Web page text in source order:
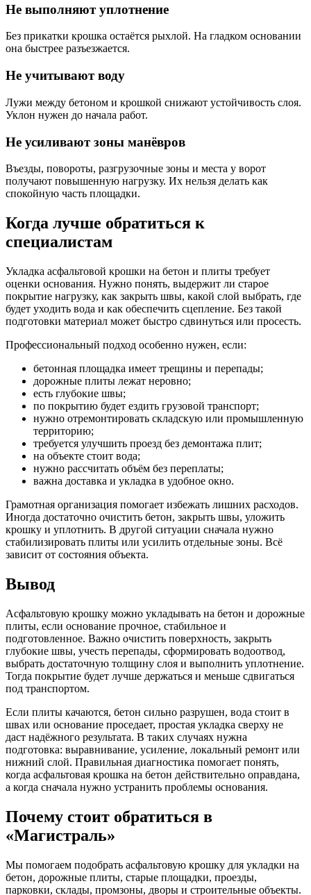
Не выполняют уплотнение
Без прикатки крошка остаётся рыхлой. На гладком основании
она быстрее разъезжается.
Не учитывают воду
Лужи между бетоном и крошкой снижают устойчивость слоя.
Уклон нужен до начала работ.
Не усиливают зоны манёвров
Въезды, повороты, разгрузочные зоны и места у ворот
получают повышенную нагрузку. Их нельзя делать как
спокойную часть площадки.
Когда лучше обратиться к
специалистам
Укладка асфальтовой крошки на бетон и плиты требует
оценки основания. Нужно понять, выдержит ли старое
покрытие нагрузку, как закрыть швы, какой слой выбрать, где
будет уходить вода и как обеспечить сцепление. Без такой
подготовки материал может быстро сдвинуться или просесть.
Профессиональный подход особенно нужен, если:
бетонная площадка имеет трещины и перепады;
дорожные плиты лежат неровно;
есть глубокие швы;
по покрытию будет ездить грузовой транспорт;
нужно отремонтировать складскую или промышленную
территорию;
требуется улучшить проезд без демонтажа плит;
на объекте стоит вода;
нужно рассчитать объём без переплаты;
важна доставка и укладка в удобное окно.
Грамотная организация помогает избежать лишних расходов.
Иногда достаточно очистить бетон, закрыть швы, уложить
крошку и уплотнить. В другой ситуации сначала нужно
стабилизировать плиты или усилить отдельные зоны. Всё
зависит от состояния объекта.
Вывод
Асфальтовую крошку можно укладывать на бетон и дорожные
плиты, если основание прочное, стабильное и
подготовленное. Важно очистить поверхность, закрыть
глубокие швы, учесть перепады, сформировать водоотвод,
выбрать достаточную толщину слоя и выполнить уплотнение.
Тогда покрытие будет лучше держаться и меньше сдвигаться
под транспортом.
Если плиты качаются, бетон сильно разрушен, вода стоит в
швах или основание проседает, простая укладка сверху не
даст надёжного результата. В таких случаях нужна
подготовка: выравнивание, усиление, локальный ремонт или
нижний слой. Правильная диагностика помогает понять,
когда асфальтовая крошка на бетон действительно оправдана,
а когда сначала нужно устранить проблемы основания.
Почему стоит обратиться в
«Магистраль»
Мы помогаем подобрать асфальтовую крошку для укладки на
бетон, дорожные плиты, старые площадки, проезды,
парковки, склады, промзоны, дворы и строительные объекты.